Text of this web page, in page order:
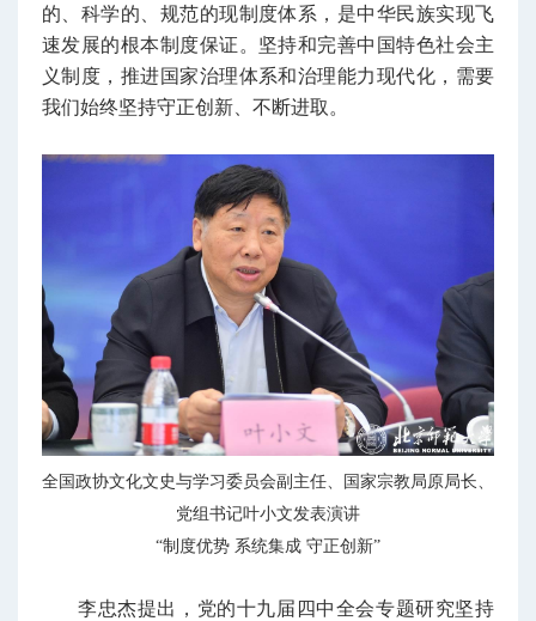
的、科学的、规范的现制度体系，是中华民族实现飞
速发展的根本制度保证。坚持和完善中国特色社会主
义制度，推进国家治理体系和治理能力现代化，需要
我们始终坚持守正创新、不断进取。
全国政协文化文史与学习委员会副主任、国家宗教局原局长、
党组书记叶小文发表演讲
“制度优势 系统集成 守正创新”
李忠杰提出，党的十九届四中全会专题研究坚持